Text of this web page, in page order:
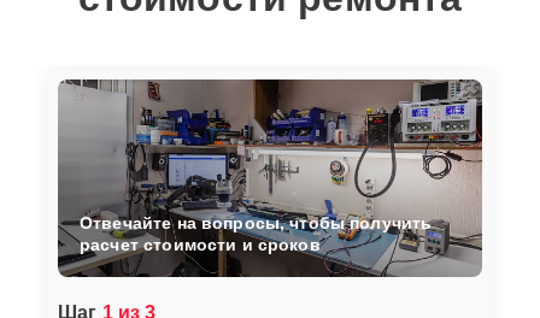
Шаг 1 из 3
Отвечайте на вопросы, чтобы получить
расчет стоимости и сроков